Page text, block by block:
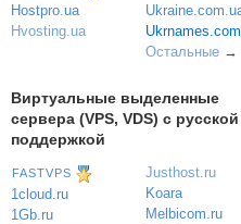
Hostpro.ua
Hvosting.ua
Ukrnames.com
Остальные→
Виртуальные выделенные
сервера (VPS, VDS) с русской
поддержкой
FASTVPS
1cloud.ru
1Gb.ru
Justhost.ru
Koara
Melbicom.ru